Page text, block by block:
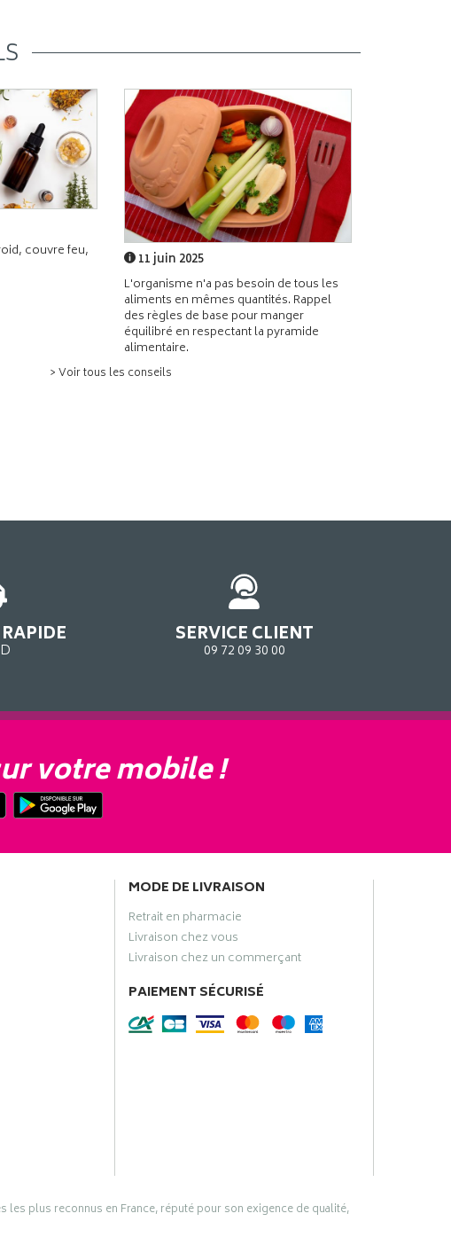
couvre feu,
11 juin 2025
L'organisme n'a pas besoin de tous les
aliments en mêmes quantités. Rappel
des règles de base pour manger
équilibré en respectant la pyramide
alimentaire.
> Voir tous les conseils
SERVICE CLIENT
09 72 09 30 00
votre mobile !
MODE DE LIVRAISON
Retrait en pharmacie
Livraison chez vous
Livraison chez un commerçant
PAIEMENT SÉCURISÉ
les plus reconnus en France, réputé pour son exigence de qualité,